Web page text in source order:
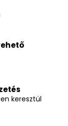
keresztül